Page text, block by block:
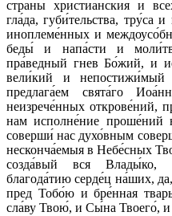
страны́ христиа́нския и
гла́да, губи́тельства, тру́са
иноплеме́нных и
беды́ и напа́сти и
пра́ведный гнев Бо́жий, и
вели́кий и
предлага́ем свята́го
неизрече́нных открове́ний,
нам исполне́ние
соверши́ нас духо́вным
несконча́емыя в Небе́сных
созда́вый вся Влады́ко,
благода́тию серде́ц на́ших,
пред Тобо́ю и бре́нная
сла́ву Твою́, и Сы́на Твоего́,